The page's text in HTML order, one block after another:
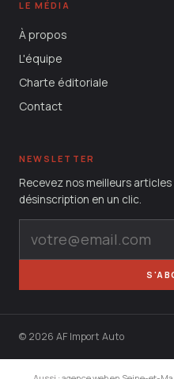
LE MÉDIA
À propos
L'équipe
Charte éditoriale
Contact
NEWSLETTER
Recevez nos meilleurs
désinscription en un clic.
© 2026 AF Import Auto